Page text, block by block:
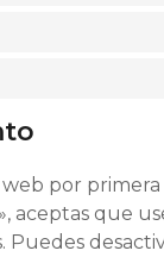
por
aceptas que
Puedes